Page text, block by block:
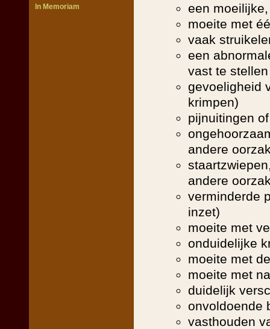
In Memoriam
een
moeite met
vaak
een
vast te
gevoeligheid
krimpen)
pijnuitingen
andere
andere
verminderde
inzet)
moeite met
onduidelijke
moeite met
moeite met
duidelijk
onvoldoende
vasthouden